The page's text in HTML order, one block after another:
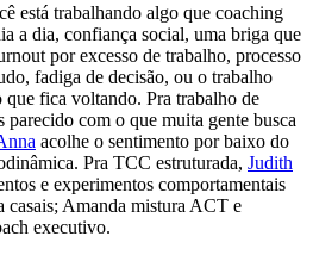
está trabalhando algo que coaching
a dia, confiança social, uma briga que
por excesso de trabalho, processo
fadiga de decisão, ou o trabalho
que fica voltando. Pra trabalho de
parecido com o que muita gente busca
acolhe o sentimento por baixo do
Pra TCC estruturada, Judith
e experimentos comportamentais
casais; Amanda mistura ACT e
executivo.